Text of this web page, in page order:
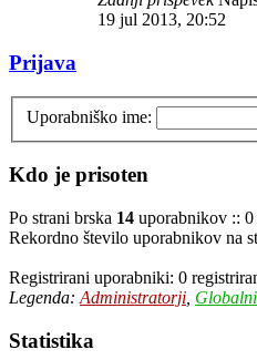
19 jul 2013, 20:52
Prijava
Uporabniško ime:
Kdo je prisoten
Po strani brska 14 uporabnikov ::
Rekordno število uporabnikov na
Registrirani uporabniki: 0
Legenda: Administratorji
Statistika